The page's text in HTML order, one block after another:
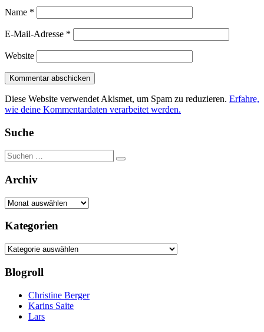
Name *
E-Mail-Adresse *
Website
Diese Website verwendet Akismet, um Spam zu reduzieren. Erfahre,
wie deine Kommentardaten verarbeitet werden.
Suche
Suchen
nach:
Suchen
Archiv
Archiv
Kategorien
Kategorien
Blogroll
Christine Berger
Karins Saite
Lars